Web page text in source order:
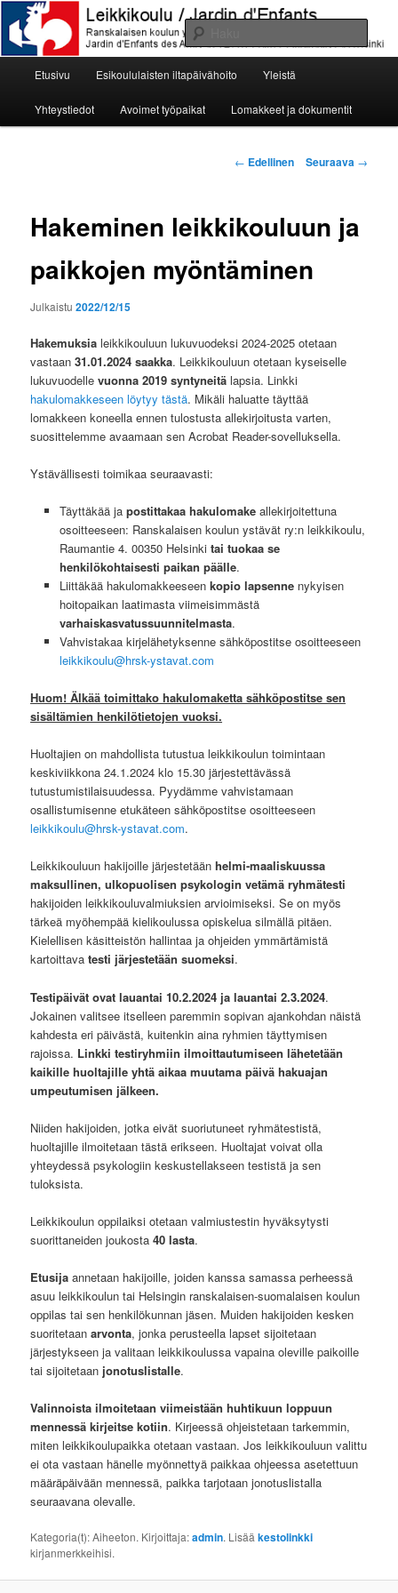
sisältöön
Leikkikoulu / Jardin d'Enfants
Ranskalaisen koulun ystävät ry:n leikkikoulu, Jardin d'Enfants des Amis de
l'Ecole Franco-Finlandaise de Helsinki
Etusivu Esikoululaisten iltapäivähoito Yleistä
Yhteystiedot Avoimet työpaikat Lomakkeet ja dokumentit
Artikkelien
← Edellinen Seuraava →
Hakeminen leikkikouluun ja
paikkojen myöntäminen
Julkaistu2022/12/15
Hakemuksialeikkikouluun lukuvuodeksi 2024-2025 otetaan
vastaan31.01.2024 saakka. Leikkikouluun otetaan kyseiselle
lukuvuodellevuonna 2019 syntyneitä lapsia. Linkki
hakulomakkeseen löytyy tästä. Mikäli haluatte täyttää
lomakkeen koneella ennen tulostusta allekirjoitusta varten,
suosittelemme avaamaan sen Acrobat Reader-sovelluksella.
Ystävällisesti toimikaa seuraavasti:
Täyttäkää ja postittakaa hakulomakeallekirjoitettuna
osoitteeseen: Ranskalaisen koulun ystävät ry:n leikkikoulu,
Raumantie 4. 00350 Helsinki tai tuokaa se
henkilökohtaisesti paikan päälle.
Liittäkää hakulomakkeeseen kopio lapsennenykyisen
hoitopaikan laatimasta viimeisimmästä
varhaiskasvatussuunnitelmasta.
Vahvistakaa kirjelähetyksenne sähköpostitse osoitteeseen
leikkikoulu@hrsk-ystavat.com
Huom! Älkää toimittako hakulomaketta sähköpostitse sen
sisältämien henkilötietojen vuoksi.
Huoltajien on mahdollista tutustua leikkikoulun toimintaan
keskiviikkona 24.1.2024 klo 15.30 järjestettävässä
tutustumistilaisuudessa. Pyydämme vahvistamaan
osallistumisenne etukäteen sähköpostitse osoitteeseen
leikkikoulu@hrsk-ystavat.com.
Leikkikouluun hakijoille järjestetäänhelmi-maaliskuussa
maksullinen, ulkopuolisen psykologin vetämä ryhmätesti
hakijoiden leikkikouluvalmiuksien arvioimiseksi. Se on myös
tärkeä myöhempää kielikoulussa opiskelua silmällä pitäen.
Kielellisen käsitteistön hallintaa ja ohjeiden ymmärtämistä
kartoittavatesti järjestetään suomeksi.
Testipäivät ovat lauantai 10.2.2024 ja lauantai 2.3.2024.
Jokainen valitsee itselleen paremmin sopivan ajankohdan näistä
kahdesta eri päivästä, kuitenkin aina ryhmien täyttymisen
rajoissa. Linkki testiryhmiin ilmoittautumiseen lähetetään
kaikille huoltajille yhtä aikaa muutama päivä hakuajan
umpeutumisen jälkeen.
Niiden hakijoiden, jotka eivät suoriutuneet ryhmätestistä,
huoltajille ilmoitetaan tästä erikseen. Huoltajat voivat olla
yhteydessä psykologiin keskustellakseen testistä ja sen
tuloksista.
Leikkikoulun oppilaiksi otetaan valmiustestin hyväksytysti
suorittaneiden joukosta40 lasta.
Etusija annetaan hakijoille, joiden kanssa samassa perheessä
asuu leikkikoulun tai Helsingin ranskalaisen-suomalaisen koulun
oppilas tai sen henkilökunnan jäsen. Muiden hakijoiden kesken
suoritetaan arvonta, jonka perusteella lapset sijoitetaan
järjestykseen ja valitaan leikkikoulussa vapaina oleville paikoille
tai sijoitetaan jonotuslistalle.
Valinnoista ilmoitetaan viimeistään huhtikuun loppuun
mennessä kirjeitse kotiin. Kirjeessä ohjeistetaan tarkemmin,
miten leikkikoulupaikka otetaan vastaan. Jos leikkikouluun valittu
ei ota vastaan hänelle myönnettyä paikkaa ohjeessa asetettuun
määräpäivään mennessä, paikka tarjotaan jonotuslistalla
seuraavana olevalle.
Kategoria(t): Aiheeton. Kirjoittaja:admin. Lisääkestolinkki
kirjanmerkkeihisi.